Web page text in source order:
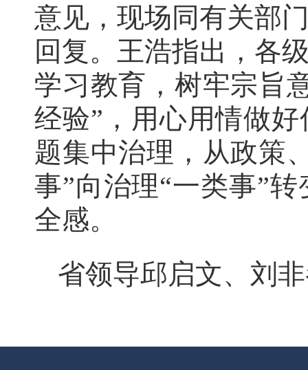
意见，现场同有关部
回复。王浩指出，各
学习教育，树牢宗旨
经验”，用心用情做
题集中治理，从政策
事”向治理“一类事”
全感。
省领导邱启文、刘